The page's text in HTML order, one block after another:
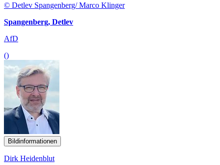
© Detlev Spangenberg/ Marco Klinger
Spangenberg, Detlev
AfD
()
Bildinformationen
Dirk Heidenblut